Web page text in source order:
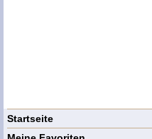
Startseite